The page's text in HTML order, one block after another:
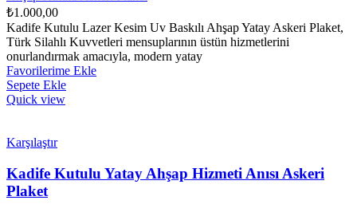
₺1.000,00
Kadife Kutulu Lazer Kesim Uv Baskılı Ahşap Yatay Askeri Plaket,
Türk Silahlı Kuvvetleri mensuplarının üstün hizmetlerini
onurlandırmak amacıyla, modern yatay
Favorilerime Ekle
Sepete Ekle
Quick view
Karşılaştır
Kadife Kutulu Yatay Ahşap Hizmeti Anısı Askeri
Plaket